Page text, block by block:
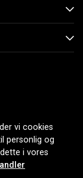
vi cookies
personlig og
i vores